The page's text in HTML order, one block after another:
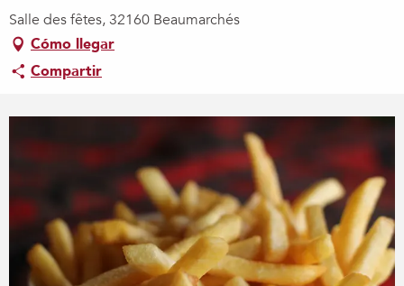
Salle des fêtes, 32160 Beaumarchés
Cómo llegar
Compartir